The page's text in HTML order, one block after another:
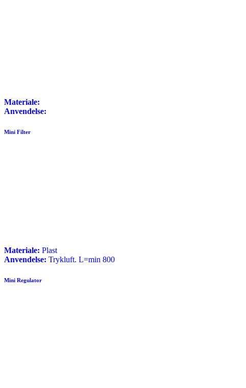
Materiale:
Anvendelse:
Mini Filter
Materiale: Plast
Anvendelse: Trykluft. L=min 800
Mini Regulator